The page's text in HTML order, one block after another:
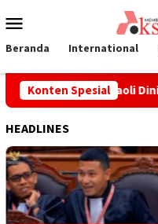
ke
Mobile
Beranda International
Konten Spesial
Lahan di Dusun Laoli
HEADLINES